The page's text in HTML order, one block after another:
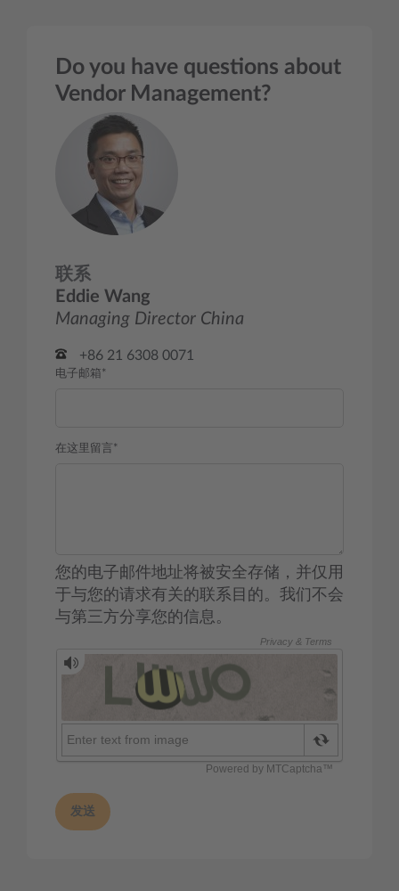
Do you have questions about
Vendor Management?
联系
Eddie Wang
Managing Director China
+86 21 6308 0071
电子邮箱*
在这里留言*
您的电子邮件地址将被安全存储，并仅用
于与您的请求有关的联系目的。我们不会
与第三方分享您的信息。
发送